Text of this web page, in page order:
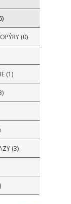
(0)
(1)
(3)